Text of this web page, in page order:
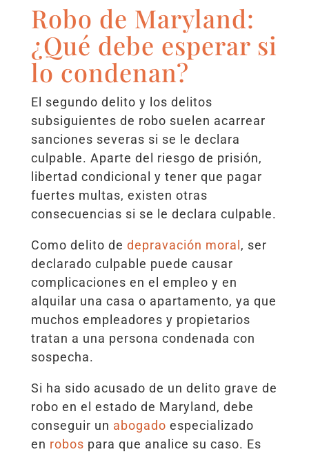
Robo de Maryland:
¿Qué debe esperar si
lo condenan?
El segundo delito y los delitos
subsiguientes de robo suelen acarrear
sanciones severas si se le declara
culpable. Aparte del riesgo de prisión,
libertad condicional y tener que pagar
fuertes multas, existen otras
consecuencias si se le declara culpable.
Como delito de depravación moral, ser
declarado culpable puede causar
complicaciones en el empleo y en
alquilar una casa o apartamento, ya que
muchos empleadores y propietarios
tratan a una persona condenada con
sospecha.
Si ha sido acusado de un delito grave de
robo en el estado de Maryland, debe
conseguir un abogado especializado
en robos para que analice su caso. Es